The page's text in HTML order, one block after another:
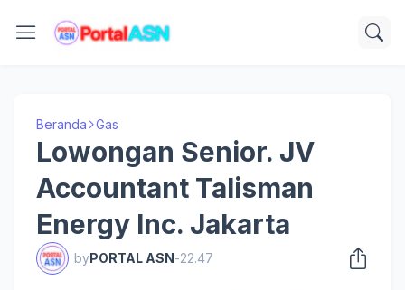
Beranda Gas
Lowongan Senior. JV
Accountant Talisman
Energy Inc. Jakarta
byPORTAL ASN-22.47